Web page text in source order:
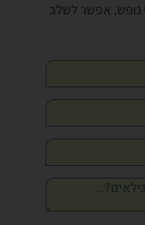
נופש, אפשר לשלב